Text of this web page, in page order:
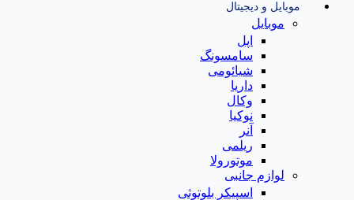
موبایل و دیجیتال
موبایل
اپل
سامسونگ
شیائومی
داریا
وکال
نوکیا
آنر
ریلمی
موتورولا
لوازم جانبی
اسپیکر بلوتوثی